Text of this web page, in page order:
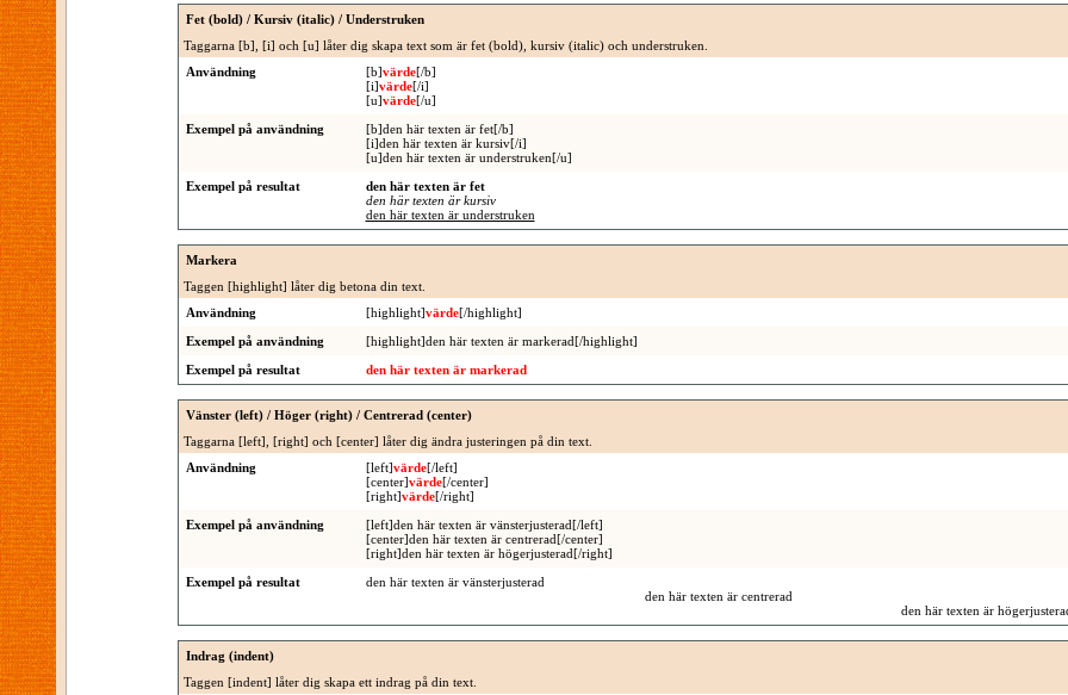
Fet (bold) / Kursiv (italic) / Understruken
Taggarna [b], [i] och [u] låter dig skapa text som är fet (bold), kursiv (italic) och understruken.
Användning
[b]värde[/b]
[i]värde[/i]
[u]värde[/u]
Exempel på användning
[b]den här texten är fet[/b]
[i]den här texten är kursiv[/i]
[u]den här texten är understruken[/u]
Exempel på resultat
den här texten är fet
den här texten är kursiv
den här texten är understruken
Markera
Taggen [highlight] låter dig betona din text.
Användning
[highlight]värde[/highlight]
Exempel på användning
[highlight]den här texten är markerad[/highlight]
Exempel på resultat
den här texten är markerad
Vänster (left) / Höger (right) / Centrerad (center)
Taggarna [left], [right] och [center] låter dig ändra justeringen på din text.
Användning
[left]värde[/left]
[center]värde[/center]
[right]värde[/right]
Exempel på användning
[left]den här texten är vänsterjusterad[/left]
[center]den här texten är centrerad[/center]
[right]den här texten är högerjusterad[/right]
Exempel på resultat
den här texten är vänsterjusterad
den här texten är centrerad
den här texten är
Indrag (indent)
Taggen [indent] låter dig skapa ett indrag på din text.